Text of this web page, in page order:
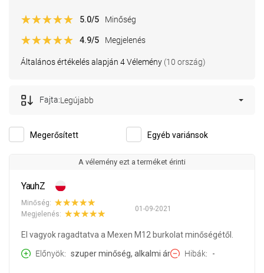
Általános értékelés alapján 4 Vélemény (10 ország)
5.0/5 Minőség
4.9/5 Megjelenés
Megerősített Egyéb variánsok
Fajta:Legújabb
A vélemény ezt a terméket érinti
YauhZ
01-09-2021
Minőség:
Megjelenés:
El vagyok ragadtatva a Mexen M12 burkolat minőségétől.
Előnyök
szuper minőség, alkalmi ár Hibák -